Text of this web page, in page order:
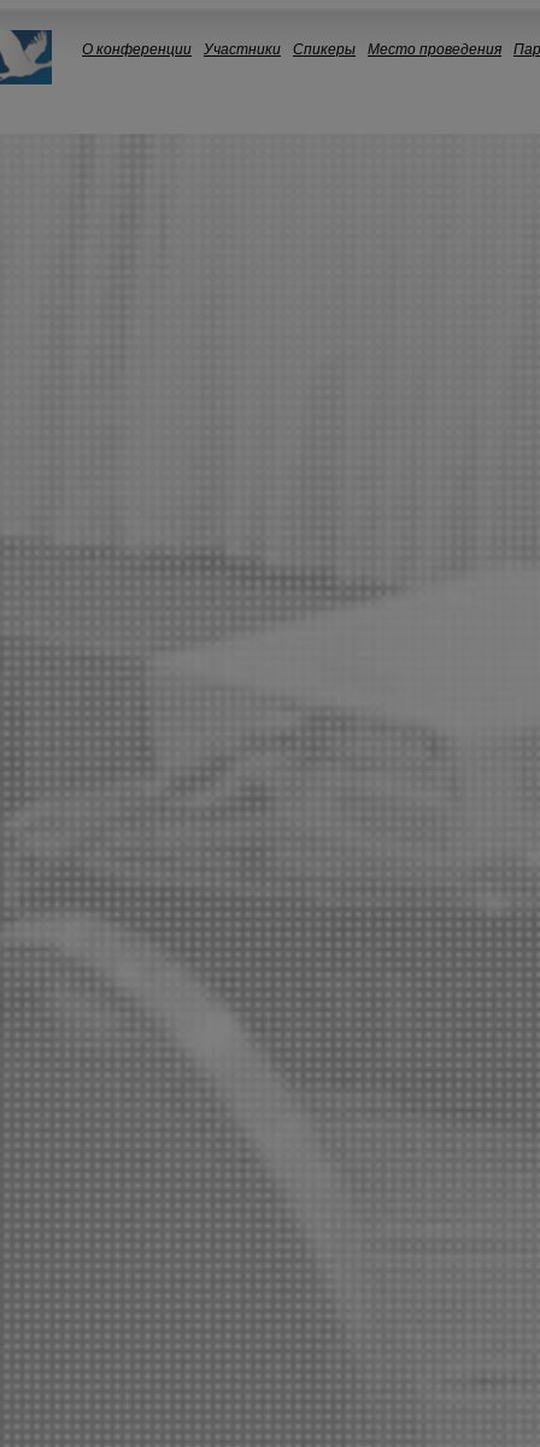
О конференции Участники Спикеры Место проведения